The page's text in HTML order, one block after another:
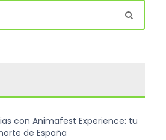
con Animafest Experience: tu
de España